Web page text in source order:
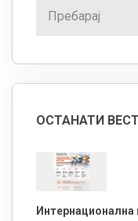
ОСТАНАТИ
Интернационална